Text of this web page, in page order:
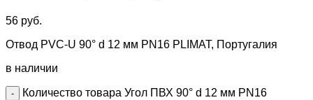
56 руб.
Отвод PVC-U 90° d 12 мм PN16 PLIMAT, Португалия
в наличии
Количество товара Угол ПВХ 90° d 12 мм PN16